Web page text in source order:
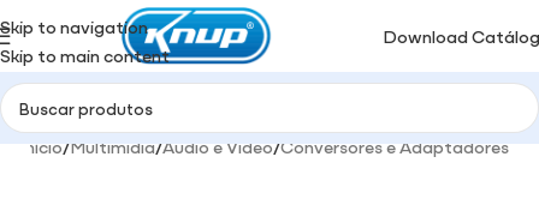
Skip to navigation
Skip to main content
Download
Início/Multimidia/Áudio e Video/Conversores e Adaptadores